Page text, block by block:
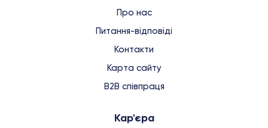
Про нас
Питання-відповіді
Контакти
Карта сайту
B2B співпраця
Кар'єра